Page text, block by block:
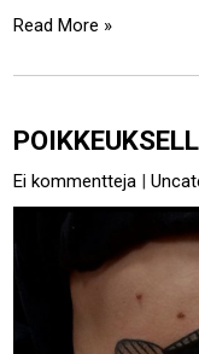
Read More »
Ei kommentteja |